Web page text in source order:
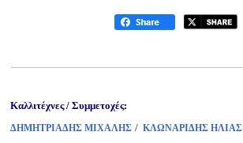
Καλλιτέχνες / Συμμετοχές:
ΔΗΜΗΤΡΙΑΔΗΣ ΜΙΧΑΛΗΣ / ΚΛΩΝΑΡΙΔΗΣ ΗΛΙΑΣ